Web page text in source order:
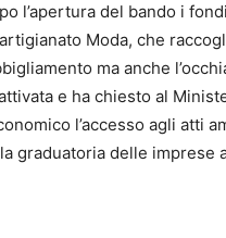
l’apertura del bando i
Moda, che
ma anche
e ha chiesto al
l’accesso agli atti
graduatoria delle imprese